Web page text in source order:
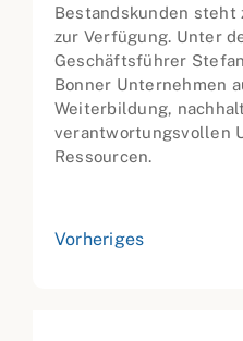
Bestandskunden steht
zur Verfügung. Unter
Geschäftsführer
Bonner Unternehmen
Weiterbildung,
verantwortungsvollen
Ressourcen.
Vorheriges